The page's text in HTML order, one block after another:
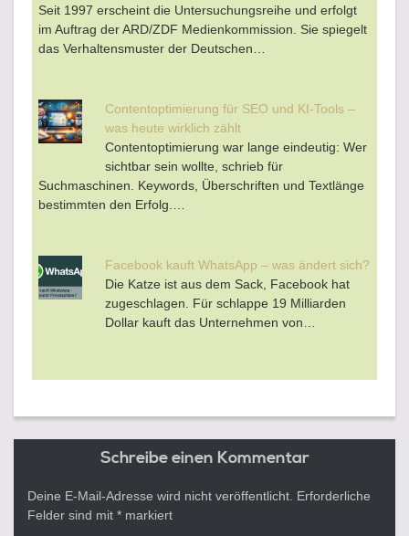
Seit 1997 erscheint die Untersuchungsreihe und erfolgt
im Auftrag der ARD/ZDF Medienkommission. Sie spiegelt
das Verhaltensmuster der Deutschen…
Contentoptimierung für SEO und KI-Tools –
was heute wirklich zählt
Contentoptimierung war lange eindeutig: Wer
sichtbar sein wollte, schrieb für
Suchmaschinen. Keywords, Überschriften und Textlänge
bestimmten den Erfolg.…
Facebook kauft WhatsApp – was ändert sich?
Die Katze ist aus dem Sack, Facebook hat
zugeschlagen. Für schlappe 19 Milliarden
Dollar kauft das Unternehmen von…
Schreibe einen Kommentar
Deine E-Mail-Adresse wird nicht veröffentlicht. Erforderliche
Felder sind mit * markiert